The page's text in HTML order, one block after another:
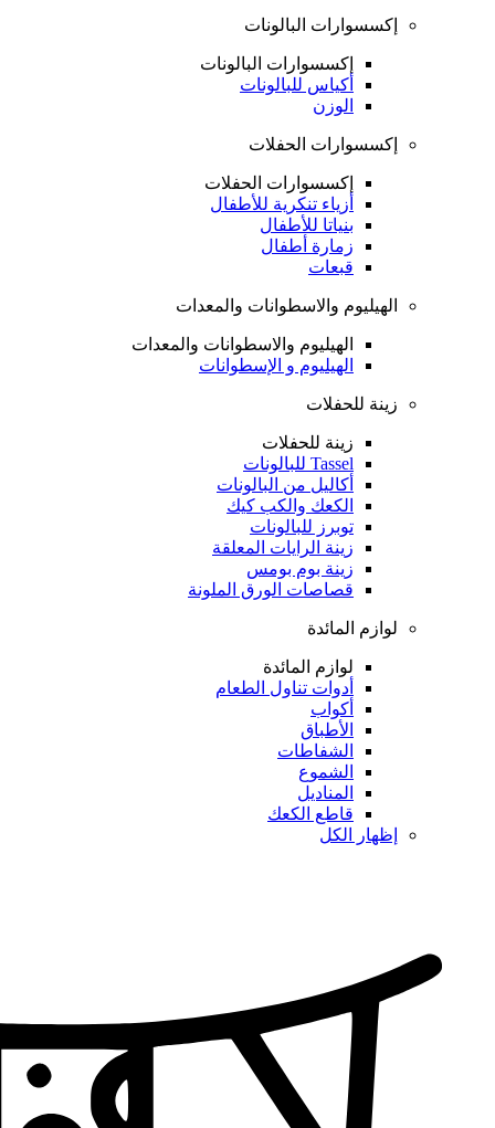
إكسسوارات البالونات
إكسسوارات البالونات
أكياس للبالونات
الوزن
إكسسوارات الحفلات
إكسسوارات الحفلات
أزياء تنكرية للأطفال
بنياتا للأطفال
زمارة أطفال
قبعات
الهيليوم والاسطوانات والمعدات
الهيليوم والاسطوانات والمعدات
الهيليوم و الإسطوانات
زينة للحفلات
زينة للحفلات
Tassel للبالونات
أكاليل من البالونات
الكعك والكب كيك
توبرز للبالونات
زينة الرايات المعلقة
زينة بوم بومس
قصاصات الورق الملونة
لوازم المائدة
لوازم المائدة
أدوات تناول الطعام
أكواب
الأطباق
الشفاطات
الشموع
المناديل
قاطع الكعك
إظهار الكل